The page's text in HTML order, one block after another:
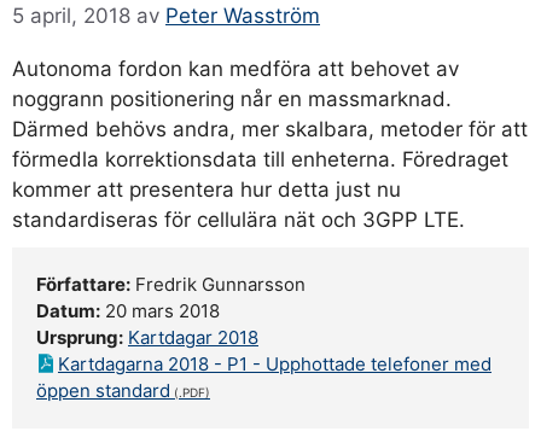
5 april, 2018 av Peter Wasström
Autonoma fordon kan medföra att behovet av
noggrann positionering når en massmarknad.
Därmed behövs andra, mer skalbara, metoder för att
förmedla korrektionsdata till enheterna. Föredraget
kommer att presentera hur detta just nu
standardiseras för cellulära nät och 3GPP LTE.
Författare: Fredrik Gunnarsson
Datum: 20 mars 2018
Ursprung: Kartdagar 2018
Kartdagarna 2018 - P1 - Upphottade telefoner med
öppen standard